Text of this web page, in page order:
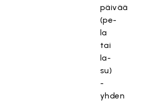
päivää
(pe-
la
tai
la-
su)
-
yhden